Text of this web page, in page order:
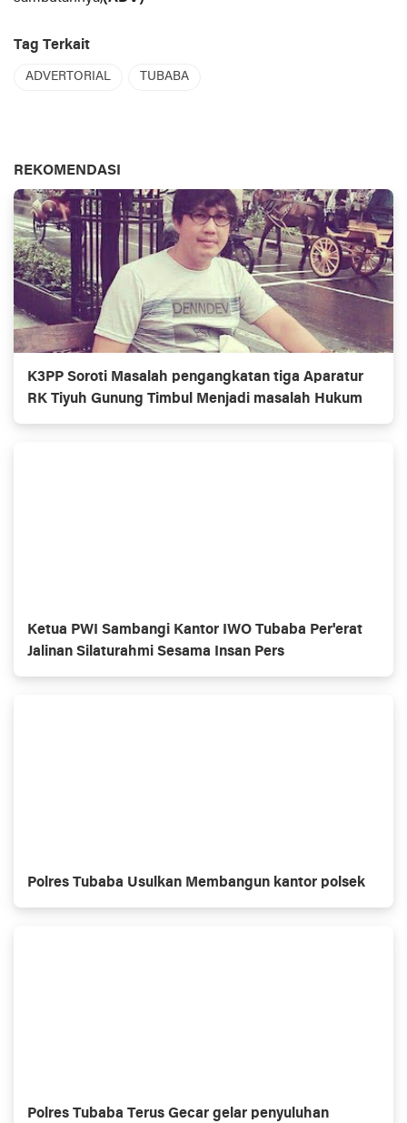
Tag Terkait
ADVERTORIAL TUBABA
REKOMENDASI
K3PP Soroti Masalah pengangkatan tiga Aparatur
RK Tiyuh Gunung Timbul Menjadi masalah Hukum
Ketua PWI Sambangi Kantor IWO Tubaba Per'erat
Jalinan Silaturahmi Sesama Insan Pers
Polres Tubaba Usulkan Membangun kantor polsek
Polres Tubaba Terus Gecar gelar penyuluhan